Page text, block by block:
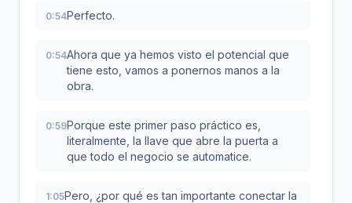
0:54Perfecto.
0:54Ahora que ya hemos visto el potencial que
tiene esto, vamos a ponernos manos a la
obra.
0:59Porque este primer paso práctico es,
literalmente, la llave que abre la puerta a
que todo el negocio se automatice.
1:05Pero, ¿por qué es tan importante conectar la